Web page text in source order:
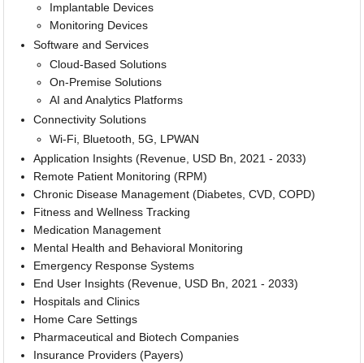
Implantable Devices
Monitoring Devices
Software and Services
Cloud-Based Solutions
On-Premise Solutions
AI and Analytics Platforms
Connectivity Solutions
Wi-Fi, Bluetooth, 5G, LPWAN
Application Insights (Revenue, USD Bn, 2021 - 2033)
Remote Patient Monitoring (RPM)
Chronic Disease Management (Diabetes, CVD, COPD)
Fitness and Wellness Tracking
Medication Management
Mental Health and Behavioral Monitoring
Emergency Response Systems
End User Insights (Revenue, USD Bn, 2021 - 2033)
Hospitals and Clinics
Home Care Settings
Pharmaceutical and Biotech Companies
Insurance Providers (Payers)